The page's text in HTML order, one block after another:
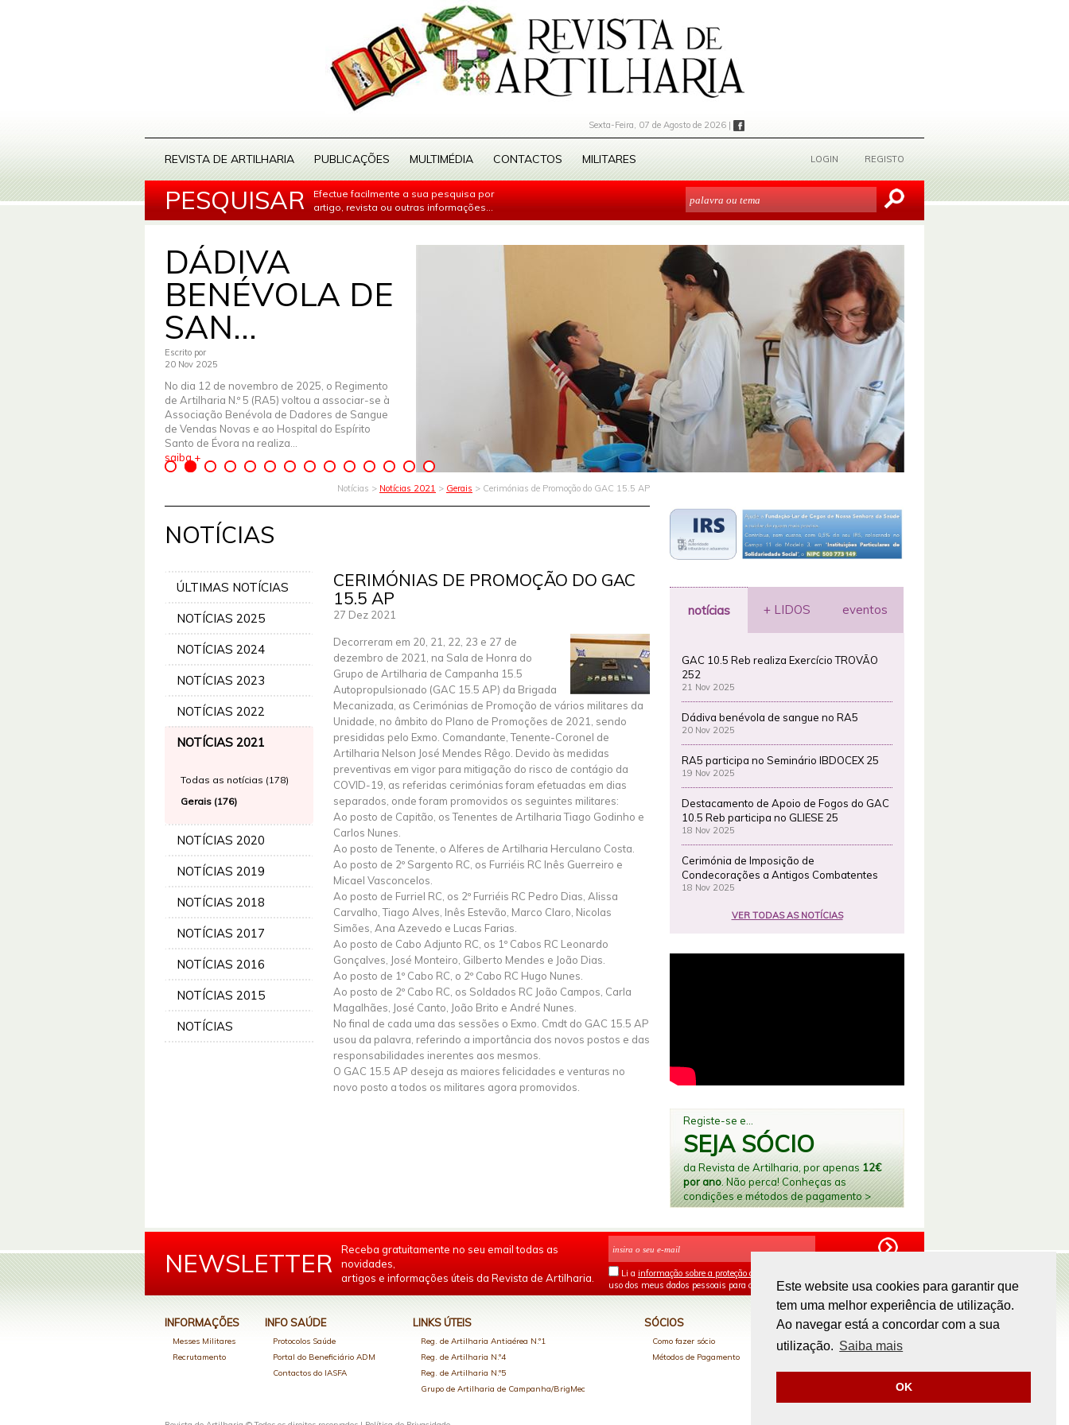
Este website usa cookies para garantir que
tem uma melhor experiência de utilização.
Ao navegar está a concordar com a sua
utilização. Saiba mais
OK
Sexta-Feira, 07 de Agosto de 2026 |
REVISTA DE ARTILHARIA PUBLICAÇÕES MULTIMÉDIA CONTACTOS MILITARES LOGIN REGISTO
PESQUISAR
Efectue facilmente a sua pesquisa por
artigo, revista ou outras informações...
DÁDIVA
BENÉVOLA DE
SAN...
Escrito por
20 Nov 2025
No dia 12 de novembro de 2025, o Regimento
de Artilharia N.º 5 (RA5) voltou a associar-se à
Associação Benévola de Dadores de Sangue
de Vendas Novas e ao Hospital do Espírito
Santo de Évora na realiza...
saiba +
Notícias > Notícias 2021 > Gerais > Cerimónias de Promoção do GAC 15.5 AP
NOTÍCIAS
ÚLTIMAS NOTÍCIAS
NOTÍCIAS 2025
NOTÍCIAS 2024
NOTÍCIAS 2023
NOTÍCIAS 2022
NOTÍCIAS 2021
Todas as notícias (178)
Gerais (176)
NOTÍCIAS 2020
NOTÍCIAS 2019
NOTÍCIAS 2018
NOTÍCIAS 2017
NOTÍCIAS 2016
NOTÍCIAS 2015
NOTÍCIAS
CERIMÓNIAS DE PROMOÇÃO DO GAC
15.5 AP
27 Dez 2021
Decorreram em 20, 21, 22, 23 e 27 de
dezembro de 2021, na Sala de Honra do
Grupo de Artilharia de Campanha 15.5
Autopropulsionado (GAC 15.5 AP) da Brigada
Mecanizada, as Cerimónias de Promoção de vários militares da
Unidade, no âmbito do Plano de Promoções de 2021, sendo
presididas pelo Exmo. Comandante, Tenente-Coronel de
Artilharia Nelson José Mendes Rêgo. Devido às medidas
preventivas em vigor para mitigação do risco de contágio da
COVID-19, as referidas cerimónias foram efetuadas em dias
separados, onde foram promovidos os seguintes militares:
Ao posto de Capitão, os Tenentes de Artilharia Tiago Godinho e
Carlos Nunes.
Ao posto de Tenente, o Alferes de Artilharia Herculano Costa.
Ao posto de 2º Sargento RC, os Furriéis RC Inês Guerreiro e
Micael Vasconcelos.
Ao posto de Furriel RC, os 2º Furriéis RC Pedro Dias, Alissa
Carvalho, Tiago Alves, Inês Estevão, Marco Claro, Nicolas
Simões, Ana Azevedo e Lucas Farias.
Ao posto de Cabo Adjunto RC, os 1º Cabos RC Leonardo
Gonçalves, José Monteiro, Gilberto Mendes e João Dias.
Ao posto de 1º Cabo RC, o 2º Cabo RC Hugo Nunes.
Ao posto de 2º Cabo RC, os Soldados RC João Campos, Carla
Magalhães, José Canto, João Brito e André Nunes.
No final de cada uma das sessões o Exmo. Cmdt do GAC 15.5 AP
usou da palavra, referindo a importância dos novos postos e das
responsabilidades inerentes aos mesmos.
O GAC 15.5 AP deseja as maiores felicidades e venturas no
novo posto a todos os militares agora promovidos.
notícias + LIDOS eventos
GAC 10.5 Reb realiza Exercício TROVÃO
252
21 Nov 2025
Dádiva benévola de sangue no RA5
20 Nov 2025
RA5 participa no Seminário IBDOCEX 25
19 Nov 2025
Destacamento de Apoio de Fogos do GAC
10.5 Reb participa no GLIESE 25
18 Nov 2025
Cerimónia de Imposição de
Condecorações a Antigos Combatentes
18 Nov 2025
VER TODAS AS NOTÍCIAS
Registe-se e...
SEJA SÓCIO
da Revista de Artilharia, por apenas 12€
por ano. Não perca! Conheças as
condições e métodos de pagamento >
NEWSLETTER
Receba gratuitamente no seu email todas as
novidades,
artigos e informações úteis da Revista de Artilharia.
Li a informação sobre a proteção de dados
uso dos meus dados pessoais para os fins mencionados.
INFORMAÇÕES
Messes Militares
Recrutamento
INFO SAÚDE
Protocolos Saúde
Portal do Beneficiário ADM
Contactos do IASFA
LINKS ÚTEIS
Reg. de Artilharia Antiaérea N.º1
Reg. de Artilharia N.º4
Reg. de Artilharia N.º5
Grupo de Artilharia de Campanha/BrigMec
SÓCIOS
Como fazer sócio
Métodos de Pagamento
PAGAMENTOS ONLINE